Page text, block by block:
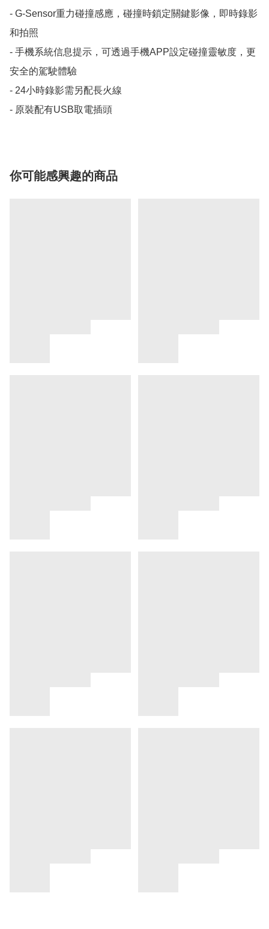
- G-Sensor重力碰撞感應，碰撞時鎖定關鍵影像，即時錄影
和拍照
- 手機系統信息提示，可透過手機APP設定碰撞靈敏度，更
安全的駕駛體驗
- 24小時錄影需另配長火線
- 原裝配有USB取電插頭
你可能感興趣的商品